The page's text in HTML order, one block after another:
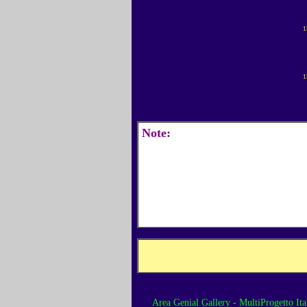
Note:
Area Genial Gallery - MultiProgetto